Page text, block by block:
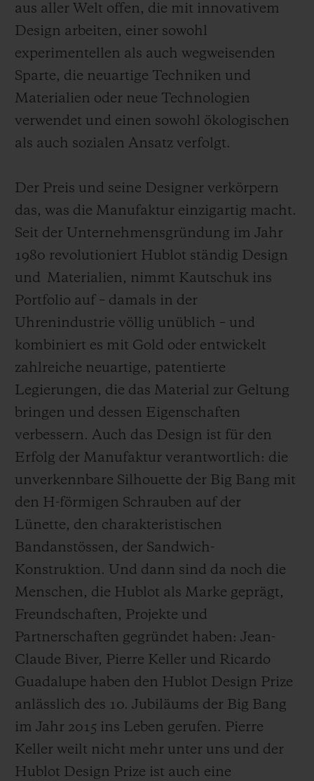
aus aller Welt offen, die mit innovativem
Design arbeiten, einer sowohl
experimentellen als auch wegweisenden
Sparte, die neuartige Techniken und
Materialien oder neue Technologien
verwendet und einen sowohl ökologischen
als auch sozialen Ansatz verfolgt.
Der Preis und seine Designer verkörpern
das, was die Manufaktur einzigartig macht.
Seit der Unternehmensgründung im Jahr
1980 revolutioniert Hublot ständig Design
und Materialien, nimmt Kautschuk ins
Portfolio auf – damals in der
Uhrenindustrie völlig unüblich – und
kombiniert es mit Gold oder entwickelt
zahlreiche neuartige, patentierte
Legierungen, die das Material zur Geltung
bringen und dessen Eigenschaften
verbessern. Auch das Design ist für den
Erfolg der Manufaktur verantwortlich: die
unverkennbare Silhouette der Big Bang mit
den H-förmigen Schrauben auf der
Lünette, den charakteristischen
Bandanstössen, der Sandwich-
Konstruktion. Und dann sind da noch die
Menschen, die Hublot als Marke geprägt,
Freundschaften, Projekte und
Partnerschaften gegründet haben: Jean-
Claude Biver, Pierre Keller und Ricardo
Guadalupe haben den Hublot Design Prize
anlässlich des 10. Jubiläums der Big Bang
im Jahr 2015 ins Leben gerufen. Pierre
Keller weilt nicht mehr unter uns und der
Hublot Design Prize ist auch eine